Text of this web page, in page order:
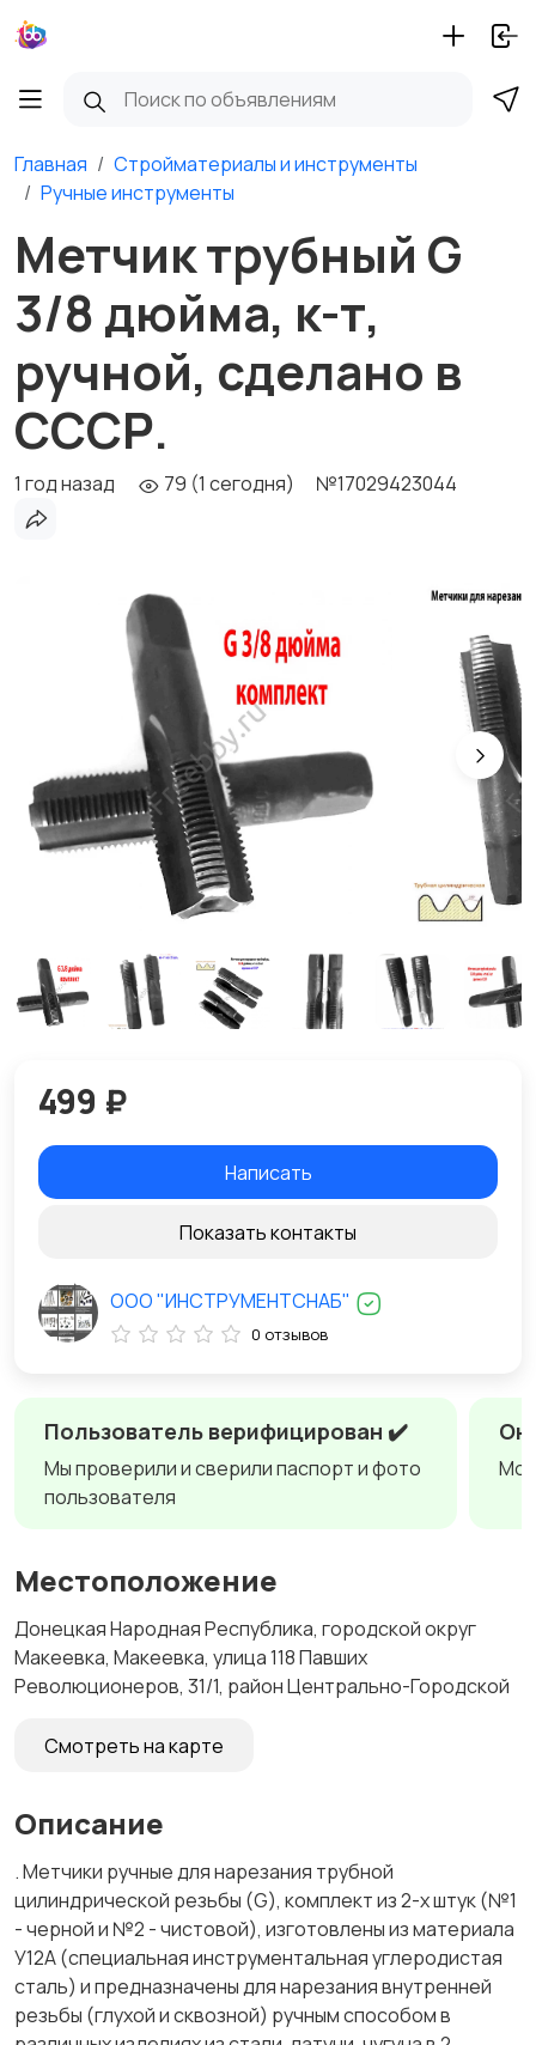
Главная
Стройматериалы и инструменты
Ручные инструменты
Метчик трубный G
3/8 дюйма, к-т,
ручной, сделано в
СССР.
1 год назад 79 (1 сегодня) №17029423044
Пользователь верифицирован ✔️
Мы проверили и сверили паспорт и фото
пользователя
Местоположение
Донецкая Народная Республика, городской округ
Макеевка, Макеевка, улица 118 Павших
Революционеров, 31/1, район Центрально-Городской
Смотреть на карте
Описание
. Метчики ручные для нарезания трубной
цилиндрической резьбы (G), комплект из 2-х штук (№1
- черной и №2 - чистовой), изготовлены из материала
У12А (специальная инструментальная углеродистая
сталь) и предназначены для нарезания внутренней
резьбы (глухой и сквозной) ручным способом в
499 ₽
Написать
Показать контакты
ООО "ИНСТРУМЕНТСНАБ"
0 отзывов